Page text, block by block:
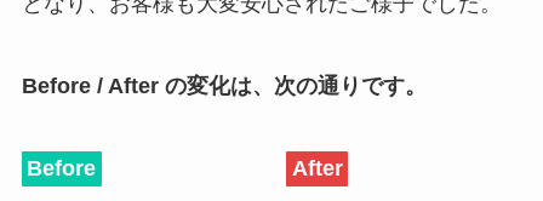
Before / After の変化は、次の通りです。
Before After